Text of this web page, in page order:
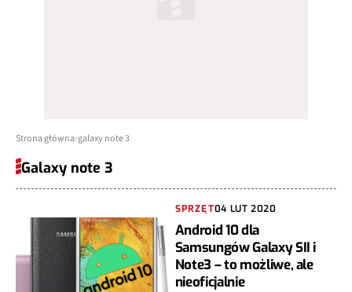
Strona główna galaxy note 3
Galaxy note 3
SPRZĘT04 LUT 2020
Android 10 dla
Samsungów Galaxy SII i
Note3 – to możliwe, ale
nieoficjalnie